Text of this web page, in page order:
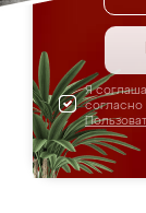
Я
согласно